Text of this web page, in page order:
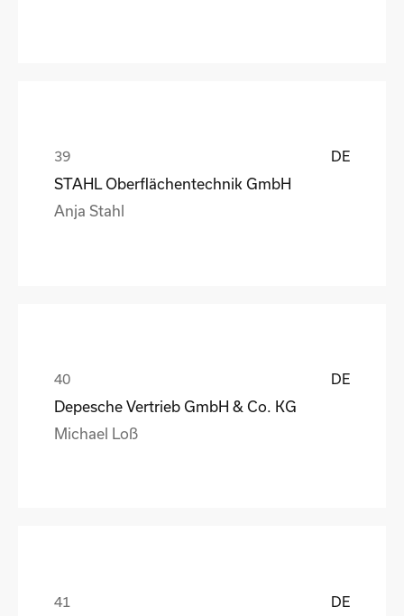
DE
STAHL Oberflächentechnik GmbH
Anja Stahl
DE
Depesche Vertrieb GmbH & Co. KG
Michael Loß
DE